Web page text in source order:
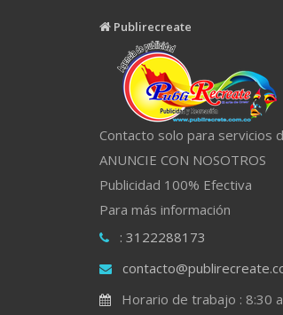
Publirecreate
Contacto solo para servicios
ANUNCIE CON NOSOTROS
Publicidad 100% Efectiva
Para más información
: 3122288173
Horario de trabajo : 8:30